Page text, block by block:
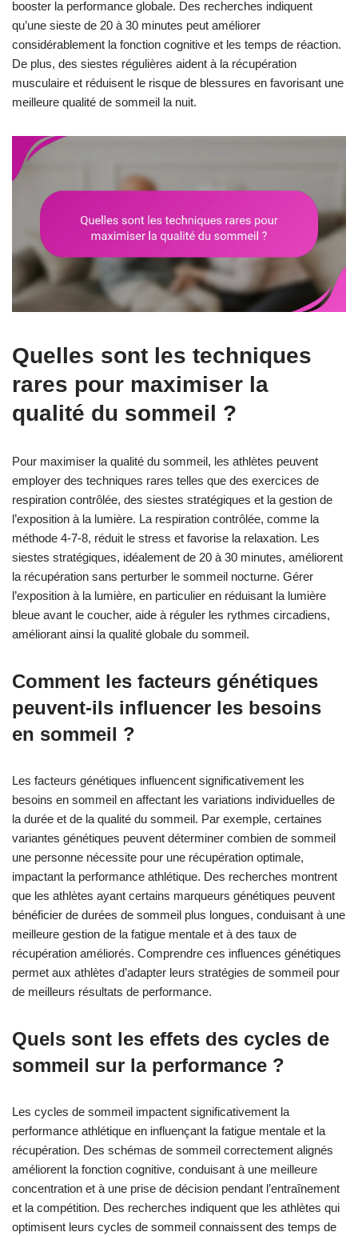
booster la performance globale. Des recherches indiquent
qu’une sieste de 20 à 30 minutes peut améliorer
considérablement la fonction cognitive et les temps de réaction.
De plus, des siestes régulières aident à la récupération
musculaire et réduisent le risque de blessures en favorisant une
meilleure qualité de sommeil la nuit.
Quelles sont les techniques
rares pour maximiser la
qualité du sommeil ?
Pour maximiser la qualité du sommeil, les athlètes peuvent
employer des techniques rares telles que des exercices de
respiration contrôlée, des siestes stratégiques et la gestion de
l’exposition à la lumière. La respiration contrôlée, comme la
méthode 4-7-8, réduit le stress et favorise la relaxation. Les
siestes stratégiques, idéalement de 20 à 30 minutes, améliorent
la récupération sans perturber le sommeil nocturne. Gérer
l’exposition à la lumière, en particulier en réduisant la lumière
bleue avant le coucher, aide à réguler les rythmes circadiens,
améliorant ainsi la qualité globale du sommeil.
Comment les facteurs génétiques
peuvent-ils influencer les besoins
en sommeil ?
Les facteurs génétiques influencent significativement les
besoins en sommeil en affectant les variations individuelles de
la durée et de la qualité du sommeil. Par exemple, certaines
variantes génétiques peuvent déterminer combien de sommeil
une personne nécessite pour une récupération optimale,
impactant la performance athlétique. Des recherches montrent
que les athlètes ayant certains marqueurs génétiques peuvent
bénéficier de durées de sommeil plus longues, conduisant à une
meilleure gestion de la fatigue mentale et à des taux de
récupération améliorés. Comprendre ces influences génétiques
permet aux athlètes d’adapter leurs stratégies de sommeil pour
de meilleurs résultats de performance.
Quels sont les effets des cycles de
sommeil sur la performance ?
Les cycles de sommeil impactent significativement la
performance athlétique en influençant la fatigue mentale et la
récupération. Des schémas de sommeil correctement alignés
améliorent la fonction cognitive, conduisant à une meilleure
concentration et à une prise de décision pendant l’entraînement
et la compétition. Des recherches indiquent que les athlètes qui
optimisent leurs cycles de sommeil connaissent des temps de